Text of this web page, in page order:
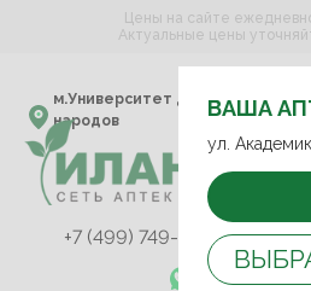
м.Университет дружбы
народов
ул.
д. 4,
ВАША
ул.
Цены на сайте
Актуальные цены
+7 (499) 749-75-92
+7 (989)